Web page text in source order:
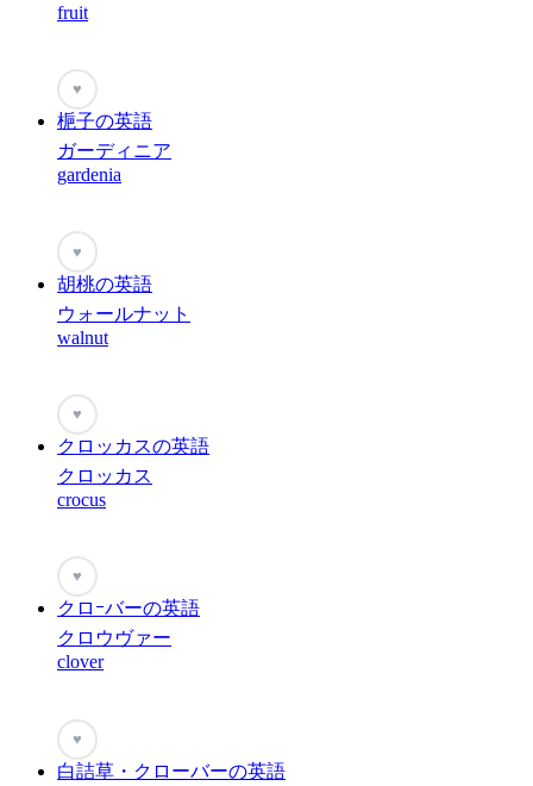
fruit
♥
梔子の英語
ガーディニア
gardenia
♥
胡桃の英語
ウォールナット
walnut
♥
クロッカスの英語
クロッカス
crocus
♥
クロｰバーの英語
クロウヴァー
clover
♥
白詰草・クローバーの英語